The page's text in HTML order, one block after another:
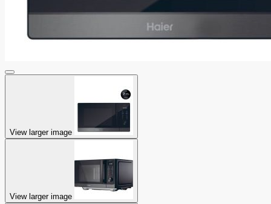
View larger image
View larger image